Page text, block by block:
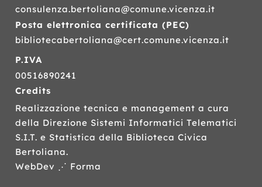
consulenza.bertoliana@comune.vicenza.it
Posta elettronica certificata (PEC)
bibliotecabertoliana@cert.comune.vicenza.it
P.IVA
00516890241
Credits
Realizzazione tecnica e management a cura
della Direzione Sistemi Informatici Telematici
S.I.T. e Statistica della Biblioteca Civica
Bertoliana.
WebDev ⋰ Forma